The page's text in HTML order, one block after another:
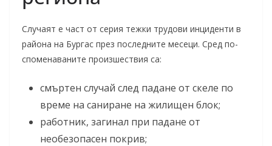
Случаят е част от серия тежки трудови инциденти в
района на Бургас през последните месеци. Сред по-
споменаваните произшествия са:
смъртен случай след падане от скеле по
време на саниране на жилищен блок;
работник, загинал при падане от
необезопасен покрив;